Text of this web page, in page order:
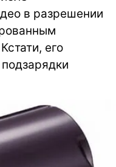
в разрешении
его